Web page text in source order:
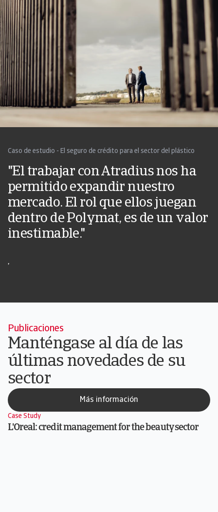
Caso de estudio - El seguro de crédito para el sector del plástico
"El trabajar con Atradius nos ha
permitido expandir nuestro
mercado. El rol que ellos juegan
dentro de Polymat, es de un valor
inestimable."
,
Publicaciones​
Manténgase al día de las
últimas novedades de su
sector​
Más información
Case Study
L'Oreal: credit management for the beauty sector